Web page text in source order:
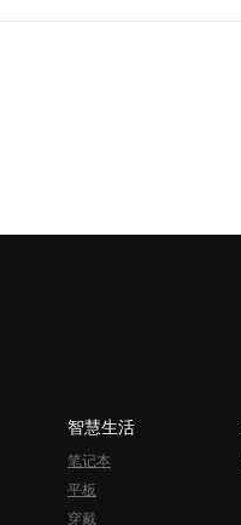
智慧生活
笔记本
平板
穿戴